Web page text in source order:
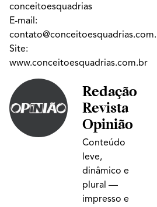
conceitoesquadrias
E-mail:
Site:
www.conceitoesquadrias.com.br
Redação
Revista
Opinião
Conteúdo
leve,
dinâmico e
plural —
impresso e